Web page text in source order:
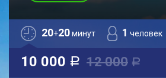
20+20минут 1 человек
10 000 a 12 000 a